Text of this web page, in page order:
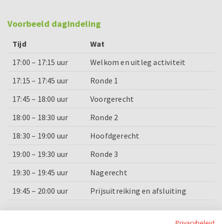
Voorbeeld dagindeling
Tijd
Wat
17:00 – 17:15 uur
Welkom en uitleg activiteit
17:15 – 17:45 uur
Ronde 1
17:45 – 18:00 uur
Voorgerecht
18:00 – 18:30 uur
Ronde 2
18:30 – 19:00 uur
Hoofdgerecht
19:00 – 19:30 uur
Ronde 3
19:30 – 19:45 uur
Nagerecht
19:45 – 20:00 uur
Prijsuitreiking en afsluiting